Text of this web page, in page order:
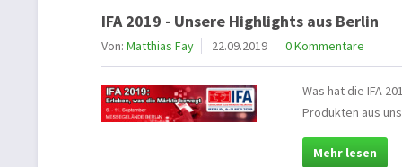
IFA 2019 - Unsere Highlights aus Berlin
Von: Matthias Fay 22.09.2019 0 Kommentare
Was hat die IFA
Produkten aus
Mehr lesen